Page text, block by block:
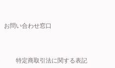
お問い合わせ窓口
特定商取引法に関する表記